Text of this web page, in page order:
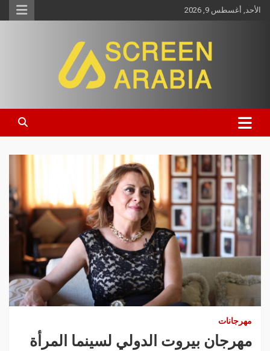
الأحد, أغسطس 9, 2026
Screen Arabia
مهرجانات
مهرجان بيروت الدولي لسينما المرأة